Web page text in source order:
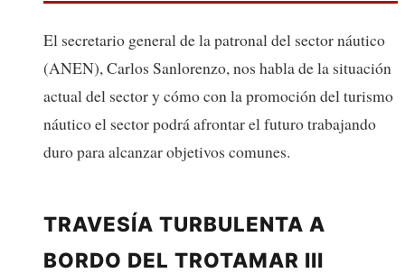
El secretario general de la patronal del sector náutico
(ANEN), Carlos Sanlorenzo, nos habla de la situación
actual del sector y cómo con la promoción del turismo
náutico el sector podrá afrontar el futuro trabajando
duro para alcanzar objetivos comunes.
TRAVESÍA TURBULENTA A
BORDO DEL TROTAMAR III